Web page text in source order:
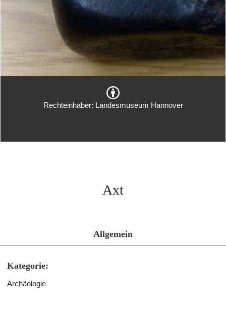
Rechteinhaber: Landesmuseum Hannover
Axt
Allgemein
Kategorie:
Archäologie